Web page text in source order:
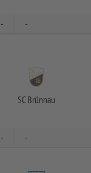
- -
SC Brünnau
- -